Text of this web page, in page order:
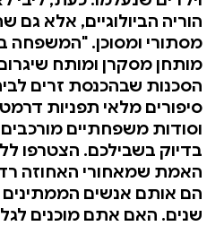
הוריה הביולוגיים, אלא
מסתורי ומסוכן. "המשפחה
מותחן מסקרן ומותח
הסכנות שבהכנסת זרים
סיפורים מלאי תפניות
וסודות משפחתיים
בדיוק בשבילכם. הצטרפו
האמת שמאחורי האחוזה
שנים. האם אתם מוכנים